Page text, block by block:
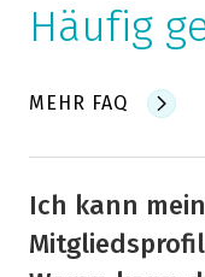
Häufig
MEHR FAQ
Ich kann